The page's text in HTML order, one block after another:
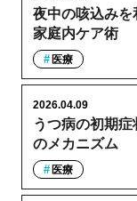
夜中の咳込み
家庭内ケア術
医療
うつ病の初期
のメカニズム
2026.04.09
医療